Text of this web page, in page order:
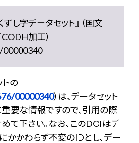
ずし字データセット』 （国文
加工）
00000340
トの
00000340）は、データセット
要な情報ですので、引用の際
て下さい。なお、このDOIはデ
かかわらず不変のIDとし、デー